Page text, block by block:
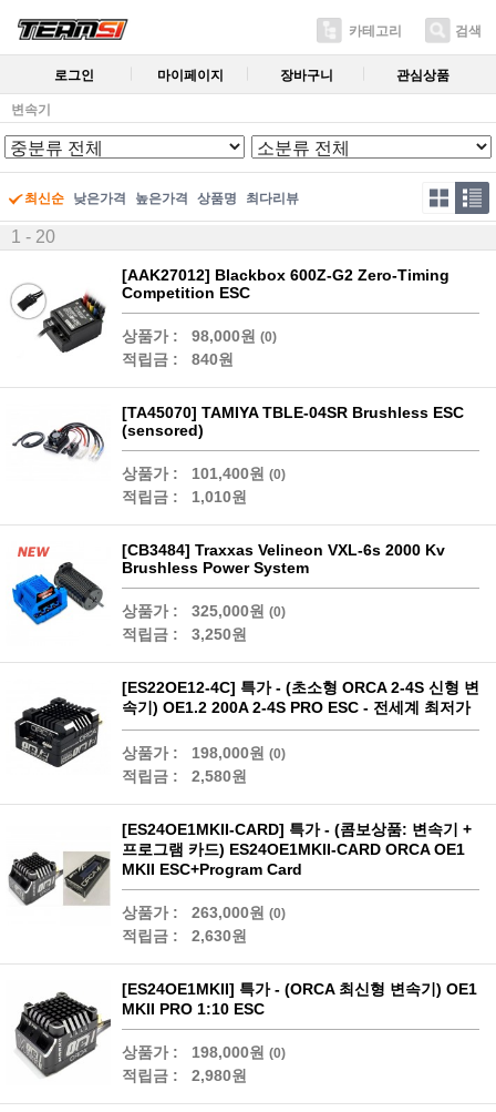
카테고리 검색
로그인 마이페이지 장바구니 관심상품
변속기
최신순 낮은가격 높은가격 상품명 최다리뷰
1 - 20
[AAK27012] Blackbox 600Z-G2 Zero-Timing
Competition ESC
상품가 : 98,000원 (0)
적립금 : 840원
[TA45070] TAMIYA TBLE-04SR Brushless ESC
(sensored)
상품가 : 101,400원 (0)
적립금 : 1,010원
[CB3484] Traxxas Velineon VXL-6s 2000 Kv
Brushless Power System
상품가 : 325,000원 (0)
적립금 : 3,250원
[ES22OE12-4C] 특가 - (초소형 ORCA 2-4S 신형 변
속기) OE1.2 200A 2-4S PRO ESC - 전세계 최저가
상품가 : 198,000원 (0)
적립금 : 2,580원
[ES24OE1MKII-CARD] 특가 - (콤보상품: 변속기 +
프로그램 카드) ES24OE1MKII-CARD ORCA OE1
MKII ESC+Program Card
상품가 : 263,000원 (0)
적립금 : 2,630원
[ES24OE1MKII] 특가 - (ORCA 최신형 변속기) OE1
MKII PRO 1:10 ESC
상품가 : 198,000원 (0)
적립금 : 2,980원